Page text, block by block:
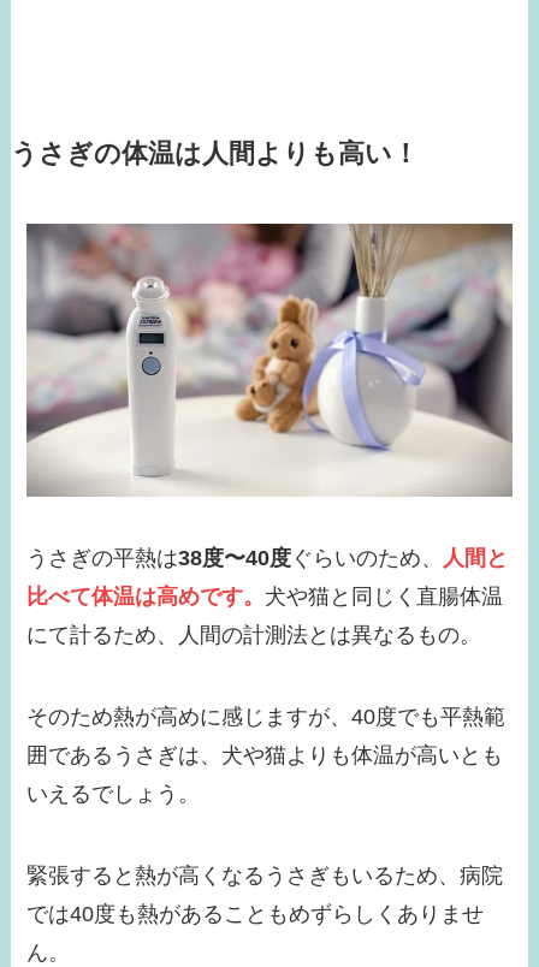
うさぎの体温は人間よりも高い！
うさぎの平熱は38度〜40度 ぐらいのため、 人間と
比べて体温は高めです。 犬や猫と同じく直腸体温
にて計るため、人間の計測法とは異なるもの。
そのため熱が高めに感じますが、40度でも平熱範
囲であるうさぎは、犬や猫よりも体温が高いとも
いえるでしょう。
緊張すると熱が高くなるうさぎもいるため、病院
では40度も熱があることもめずらしくありませ
ん。